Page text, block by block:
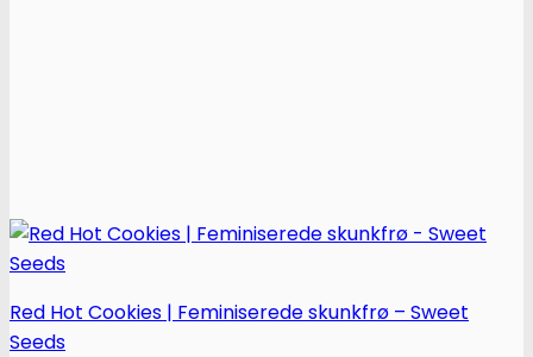
Red Hot Cookies | Feminiserede skunkfrø – Sweet
Seeds